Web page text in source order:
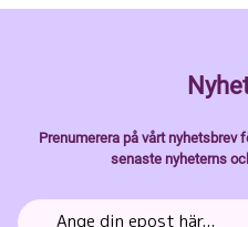
Prenumerera på vårt nyhetsbrev
senaste nyheterns